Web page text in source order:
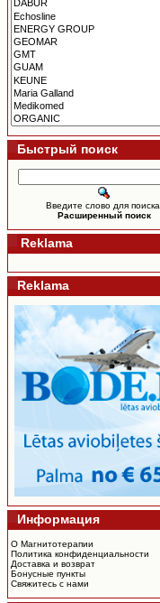
Быстрый поиск
Введите слово для поиска.
Расширенный поиск
Reklama
Reklama
Информация
О Магнитотерапии
Политика конфиденциальности
Доставка и возврат
Бонусные пункты
Свяжитесь с нами